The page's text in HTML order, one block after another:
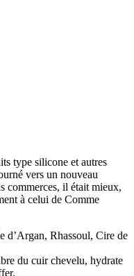
type silicone et autres
vers un nouveau
commerces, il était mieux,
à celui de Comme
Rhassoul, Cire de
du cuir chevelu, hydrate